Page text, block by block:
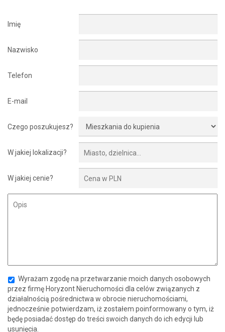
Imię
Nazwisko
Telefon
E-mail
Czego poszukujesz?
W jakiej lokalizacji?
W jakiej cenie?
Wyrażam zgodę na przetwarzanie moich danych osobowych
przez firmę Horyzont Nieruchomości dla celów związanych z
działalnością pośrednictwa w obrocie nieruchomościami,
jednocześnie potwierdzam, iż zostałem poinformowany o tym, iż
będę posiadać dostęp do treści swoich danych do ich edycji lub
usunięcia.